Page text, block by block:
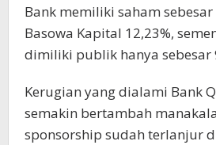
Bank memiliki saham sebesar
Basowa Kapital 12,23%,
dimiliki publik hanya sebesar
Kerugian yang dialami Bank
semakin bertambah
sponsorship sudah terlanjur